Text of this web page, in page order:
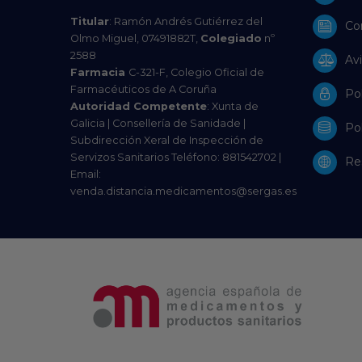
Titular: Ramón Andrés Gutiérrez del
Olmo Miguel, 07491882T, Colegiado nº
2588
Farmacia C-321-F, Colegio Oficial de
Farmacéuticos de A Coruña
Autoridad Competente: Xunta de
Galicia | Consellería de Sanidade |
Subdirección Xeral de Inspección de
Servizos Sanitarios Teléfono: 881542702 |
Email:
venda.distancia.medicamentos@sergas.es